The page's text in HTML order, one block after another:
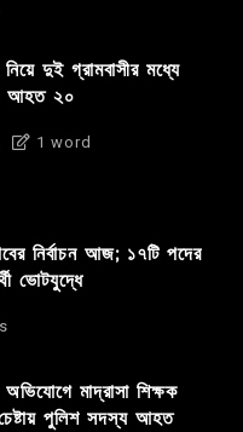
দুই গ্রামবাসীর মধ্যে
আহত ২০
1 word
নির্বাচন আজ; ১৭টি পদের
ভোটযুদ্ধে
মাদ্রাসা শিক্ষক
পুলিশ সদস্য আহত